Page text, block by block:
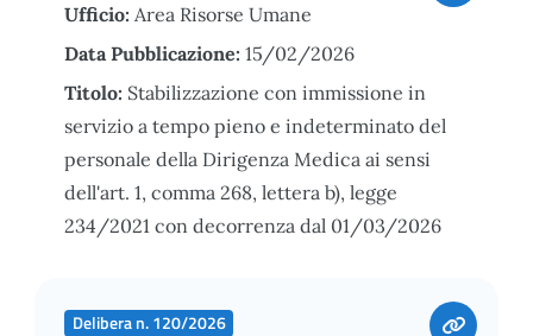
Ufficio: Area Risorse Umane
Data Pubblicazione: 15/02/2026
Titolo: Stabilizzazione con immissione in
servizio a tempo pieno e indeterminato del
personale della Dirigenza Medica ai sensi
dell'art. 1, comma 268, lettera b), legge
234/2021 con decorrenza dal 01/03/2026
Delibera n. 120/2026